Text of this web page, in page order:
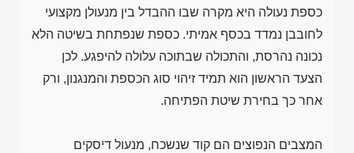
כספת נעולה היא מקרה שבו ההבדל בין מנעולן מקצועי
לחובבן נמדד בכסף אמיתי. כספת שנפתחת בשיטה הלא
נכונה נהרסת, והתכולה שבתוכה עלולה להיפגע. לכן
הצעד הראשון הוא תמיד זיהוי סוג הכספת והמנגנון, ורק
אחר כך בחירת שיטת הפתיחה.
המצבים הנפוצים הם קוד שנשכח, מנעול דיסקים